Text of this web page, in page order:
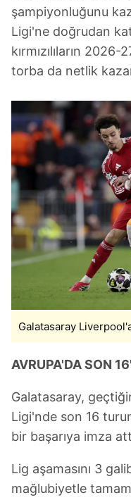
şampiyonluğunu
Ligi'ne doğrudan
kırmızılıların
torba da netlik
Galatasaray
AVRUPA'DA SON
Galatasaray,
Ligi'nde son 16
bir başarıya imza
Lig aşamasını 3
mağlubiyetle